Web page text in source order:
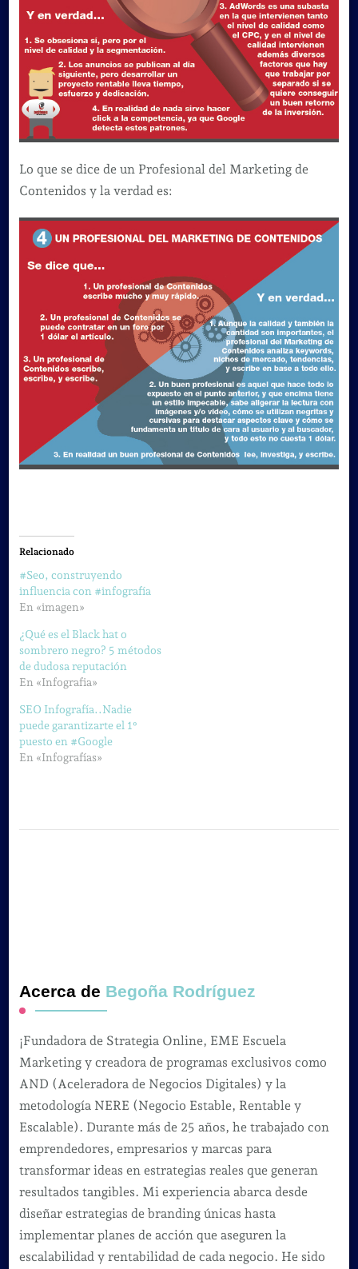
Lo que se dice de un Profesional del Marketing de
Contenidos y la verdad es:
Relacionado
#Seo, construyendo
influencia con #infografía
En «imagen»
¿Qué es el Black hat o
sombrero negro? 5 métodos
de dudosa reputación
En «Infografia»
SEO Infografía..Nadie
puede garantizarte el 1º
puesto en #Google
En «Infografías»
Acerca de Begoña Rodríguez
¡Fundadora de Strategia Online, EME Escuela
Marketing y creadora de programas exclusivos como
AND (Aceleradora de Negocios Digitales) y la
metodología NERE (Negocio Estable, Rentable y
Escalable). Durante más de 25 años, he trabajado con
emprendedores, empresarios y marcas para
transformar ideas en estrategias reales que generan
resultados tangibles. Mi experiencia abarca desde
diseñar estrategias de branding únicas hasta
implementar planes de acción que aseguren la
escalabilidad y rentabilidad de cada negocio. He sido